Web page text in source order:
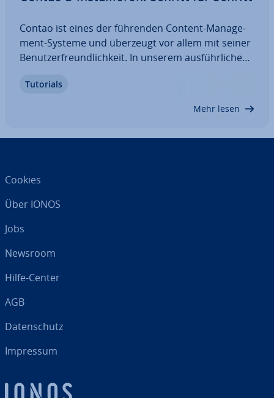
Contao ist eines der führenden Content-Ma­nage­
ment-Systeme und überzeugt vor allem mit seiner
Be­nut­zer­freund­lich­keit. In unserem aus­führ­li­chen
die aktuelle Version dieses beliebten CMS in­stal­lie­
Tutorials
Mehr lesen
Cookies
Über IONOS
Jobs
Newsroom
Hilfe-Center
AGB
Da­ten­schutz
Impressum